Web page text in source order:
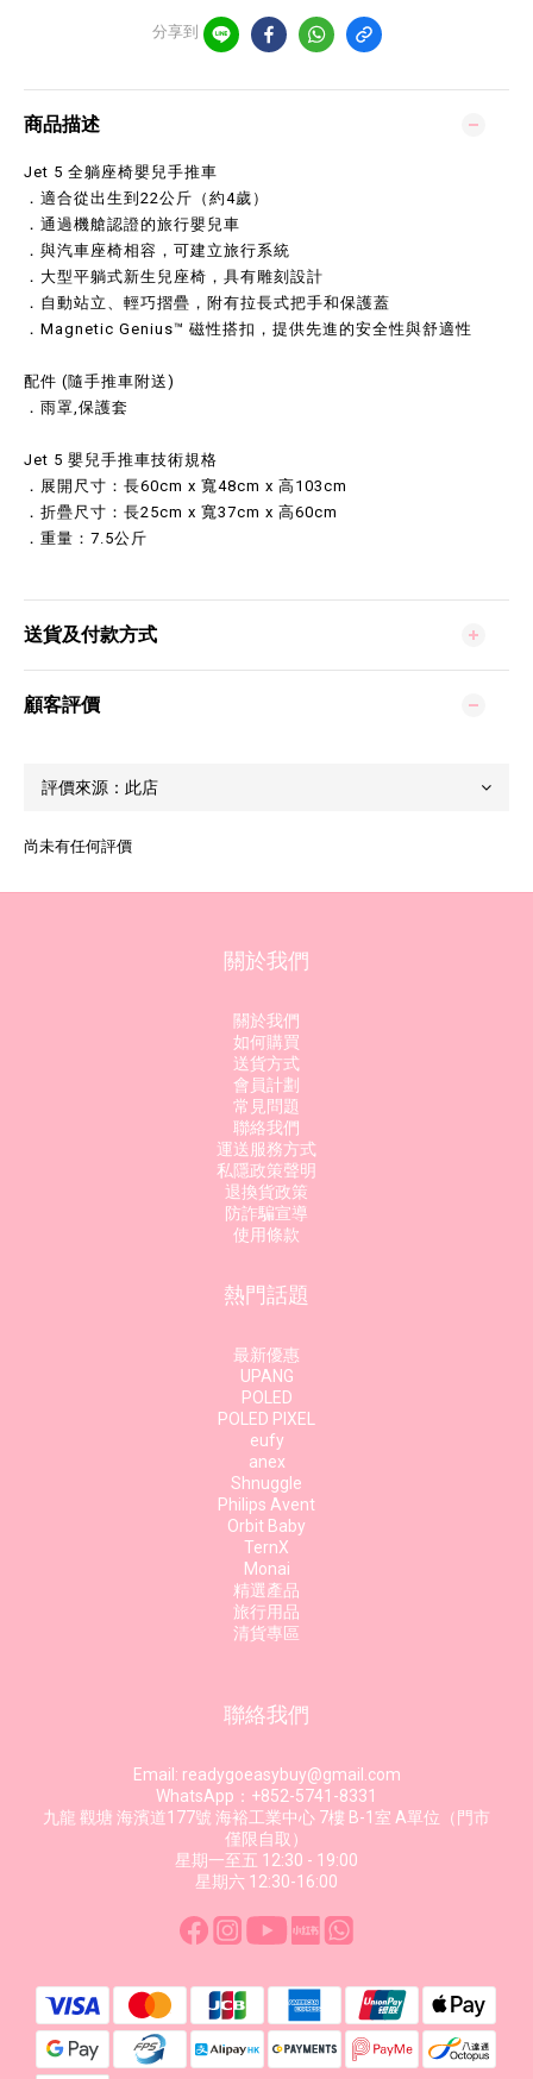
分享到
商品描述
Jet 5 全躺座椅嬰兒手推車
．適合從出生到22公斤（約4歲）
．通過機艙認證的旅行嬰兒車
．與汽車座椅相容，可建立旅行系統
．大型平躺式新生兒座椅，具有雕刻設計
．自動站立、輕巧摺疊，附有拉長式把手和保護蓋
．Magnetic Genius™ 磁性搭扣，提供先進的安全性與舒適性
配件 (隨手推車附送)
．雨罩,保護套
Jet 5 嬰兒手推車技術規格
．展開尺寸：長60cm x 寬48cm x 高103cm
．折疊尺寸：長25cm x 寬37cm x 高60cm
．重量：7.5公斤
送貨及付款方式
顧客評價
尚未有任何評價
關於我們
關於我們
如何購買
送貨方式
會員計劃
常見問題
聯絡我們
運送服務方式
私隱政策聲明
退換貨政策
防詐騙宣導
使用條款
熱門話題
最新優惠
UPANG
POLED
POLED PIXEL
eufy
anex
Shnuggle
Philips Avent
Orbit Baby
TernX
Monai
精選產品
旅行用品
清貨專區
聯絡我們
Email: readygoeasybuy@gmail.com
WhatsApp：+852-5741-8331
九龍 觀塘 海濱道177號 海裕工業中心 7樓 B-1室 A單位（門市
僅限自取）
星期一至五 12:30 - 19:00
星期六 12:30-16:00